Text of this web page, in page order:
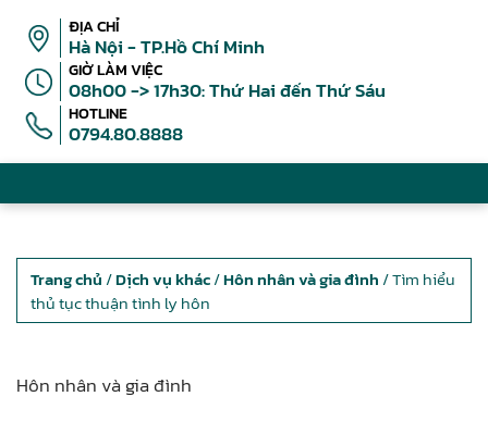
ĐỊA CHỈ
Hà Nội - TP.Hồ Chí Minh
GIỜ LÀM VIỆC
08h00 -> 17h30: Thứ Hai đến Thứ Sáu
HOTLINE
0794.80.8888
Trang chủ /Dịch vụ khác/Hôn nhân và gia đình / Tìm hiểu
thủ tục thuận tình ly hôn
Hôn nhân và gia đình